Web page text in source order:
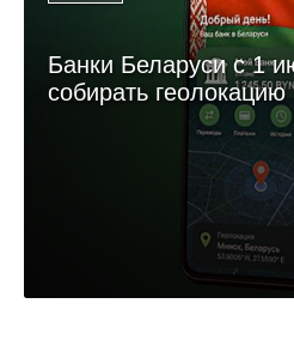
Банки Беларуси с 1
собирать геолокацию